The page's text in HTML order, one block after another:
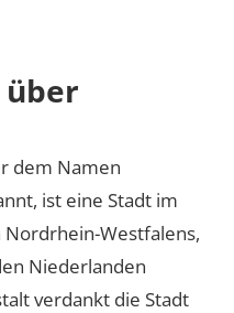
über
dem Namen
ist eine Stadt im
Westfalens,
Niederlanden
verdankt die Stadt